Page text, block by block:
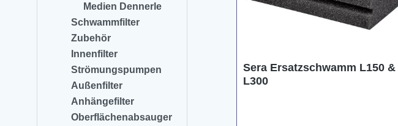
Medien Dennerle
Schwammfilter
Zubehör
Innenfilter
Strömungspumpen
Außenfilter
Anhängefilter
Oberflächenabsauger
Sera Ersatzschwamm L150 &
L300